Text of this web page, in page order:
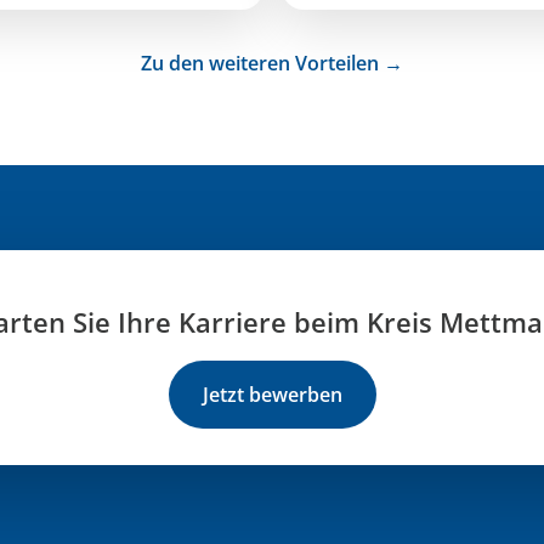
Zu den weiteren Vorteilen →
Sie Ihre Karriere beim Kreis
Jetzt bewerben